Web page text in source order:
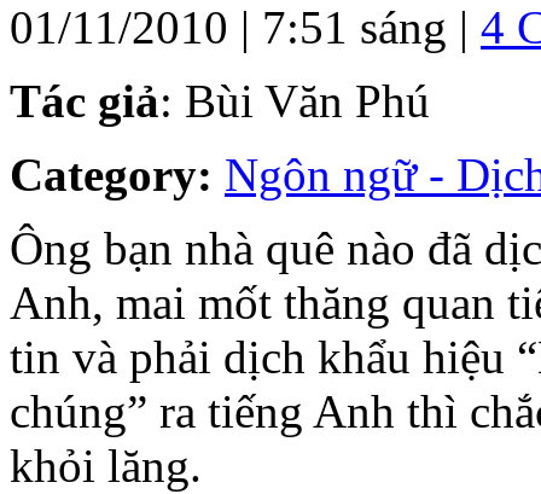
01/11/2010 | 7:51 sáng | 4
Tác giả: Bùi Văn Phú
Category: Ngôn ngữ -
Ông bạn nhà quê nào đã
Anh, mai mốt thăng quan
tin và phải dịch khẩu hiệu
chúng” ra tiếng Anh thì
khỏi lăng.